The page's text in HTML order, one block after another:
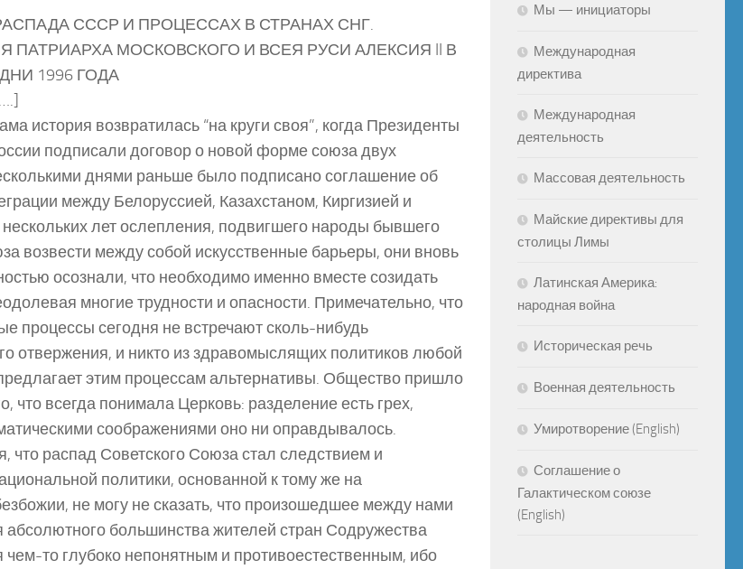
СССР И ПРОЦЕССАХ В СТРАНАХ СНГ.
ПАТРИАРХА МОСКОВСКОГО И ВСЕЯ РУСИ АЛЕКСИЯ II В
1996 ГОДА
история возвратилась “на круги своя”, когда Президенты
подписали договор о новой форме союза двух
днями раньше было подписано соглашение об
между Белоруссией, Казахстаном, Киргизией и
лет ослепления, подвигшего народы бывшего
возвести между собой искусственные барьеры, они вновь
осознали, что необходимо именно вместе созидать
многие трудности и опасности. Примечательно, что
процессы сегодня не встречают сколь-нибудь
отвержения, и никто из здравомыслящих политиков любой
этим процессам альтернативы. Общество пришло
что всегда понимала Церковь: разделение есть грех,
соображениями оно ни оправдывалось.
что распад Советского Союза стал следствием и
политики, основанной к тому же на
не могу не сказать, что произошедшее между нами
абсолютного большинства жителей стран Содружества
чем-то глубоко непонятным и противоестественным, ибо
Мы — инициаторы
Международная
директива
Международная
деятельность
Массовая деятельность
Майские директивы для
столицы Лимы
Латинская Америка:
народная война
Историческая речь
Военная деятельность
Умиротворение (English)
Соглашение о
Галактическом союзе
(English)